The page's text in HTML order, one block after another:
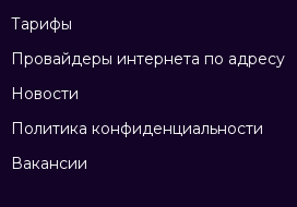
Тарифы
Провайдеры интернета по адресу
Новости
Политика конфиденциальности
Вакансии